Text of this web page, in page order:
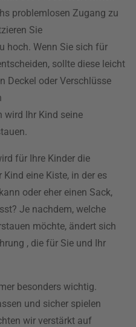
problemlosen Zugang zu
Sie
hoch. Wenn Sie sich für
sollte diese leicht
Deckel oder Verschlüsse
Ihr Kind seine
für Ihre Kinder die
eine Kiste, in der es
oder eher einen Sack,
Je nachdem, welche
möchte, ändert sich
, die für Sie und Ihr
besonders wichtig.
und sicher spielen
wir verstärkt auf